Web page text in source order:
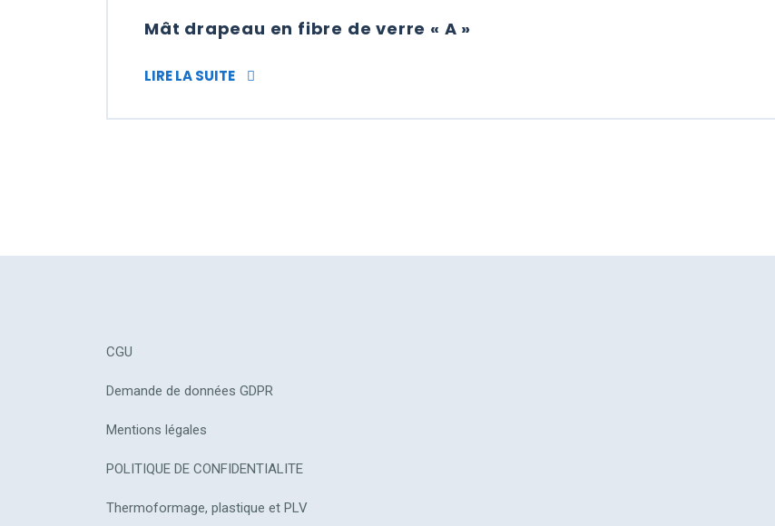
Mât drapeau en fibre de verre « A »
LIRE LA SUITE MÂT DRAPEAU EN FIBRE DE VERRE « A »
CGU
Demande de données GDPR
Mentions légales
POLITIQUE DE CONFIDENTIALITE
Thermoformage, plastique et PLV